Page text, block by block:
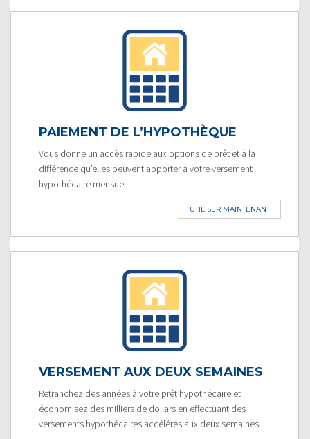
PAIEMENT DE L’HYPOTHÈQUE
Vous donne un accès rapide aux options de prêt et à la
différence qu’elles peuvent apporter à votre versement
hypothécaire mensuel.
UTILISER MAINTENANT
VERSEMENT AUX DEUX SEMAINES
Retranchez des années à votre prêt hypothécaire et
économisez des milliers de dollars en effectuant des
versements hypothécaires accélérés aux deux semaines.